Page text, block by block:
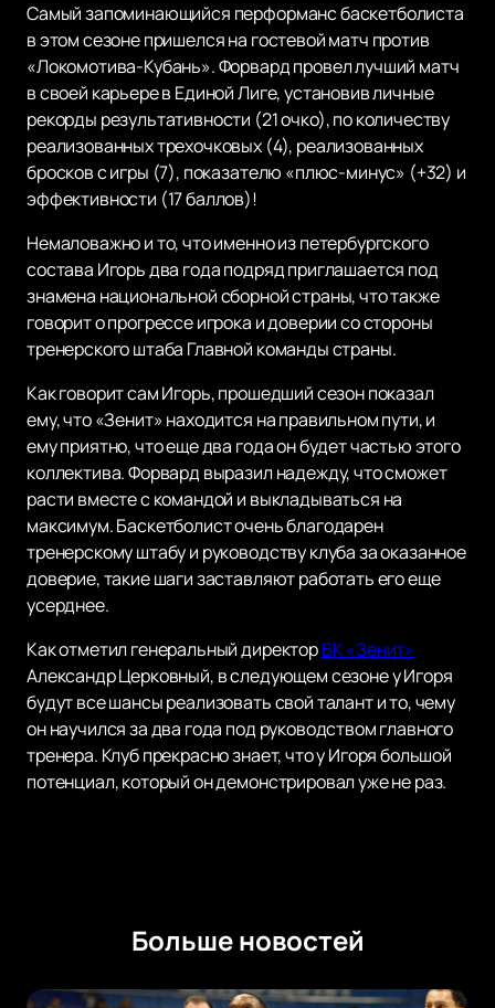
Самый запоминающийся перформанс баскетболиста
в этом сезоне пришелся на гостевой матч против
«Локомотива-Кубань». Форвард провел лучший матч
в своей карьере в Единой Лиге, установив личные
рекорды результативности (21 очко), по количеству
реализованных трехочковых (4), реализованных
бросков с игры (7), показателю «плюс-минус» (+32) и
эффективности (17 баллов)!
Немаловажно и то, что именно из петербургского
состава Игорь два года подряд приглашается под
знамена национальной сборной страны, что также
говорит о прогрессе игрока и доверии со стороны
тренерского штаба Главной команды страны.
Как говорит сам Игорь, прошедший сезон показал
ему, что «Зенит» находится на правильном пути, и
ему приятно, что еще два года он будет частью этого
коллектива. Форвард выразил надежду, что сможет
расти вместе с командой и выкладываться на
максимум. Баскетболист очень благодарен
тренерскому штабу и руководству клуба за оказанное
доверие, такие шаги заставляют работать его еще
усерднее.
Как отметил генеральный директорБК «Зенит»
Александр Церковный, в следующем сезоне у Игоря
будут все шансы реализовать свой талант и то, чему
он научился за два года под руководством главного
тренера. Клуб прекрасно знает, что у Игоря большой
потенциал, который он демонстрировал уже не раз.
Больше новостей